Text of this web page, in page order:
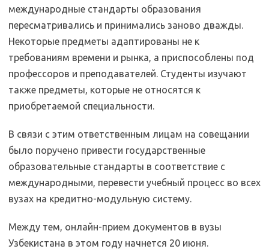
международные стандарты образования
пересматривались и принимались заново дважды.
Некоторые предметы адаптированы не к
требованиям времени и рынка, а приспособлены под
профессоров и преподавателей. Студенты изучают
также предметы, которые не относятся к
приобретаемой специальности.
В связи с этим ответственным лицам на совещании
было поручено привести государственные
образовательные стандарты в соответствие с
международными, перевести учебный процесс во всех
вузах на кредитно-модульную систему.
Между тем, онлайн-прием документов в вузы
Узбекистана в этом году начнется 20 июня.